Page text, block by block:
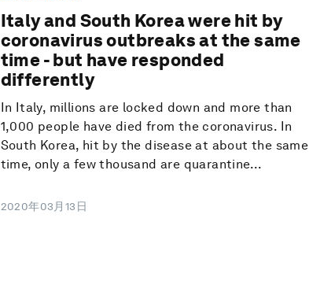
Italy and South Korea were hit by
coronavirus outbreaks at the same
time - but have responded
differently
In Italy, millions are locked down and more than
1,000 people have died from the coronavirus. In
South Korea, hit by the disease at about the same
time, only a few thousand are quarantine...
2020年03月13日